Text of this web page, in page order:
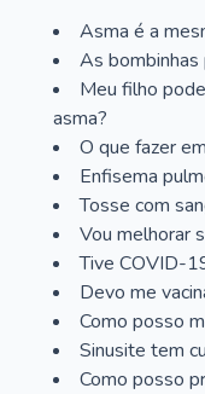
Asma é a
As bombinhas
Meu filho
asma?
O que fazer
Enfisema
Tosse com
Vou melhorar
Tive COVID-
Devo me
Como posso
Sinusite tem
Como posso